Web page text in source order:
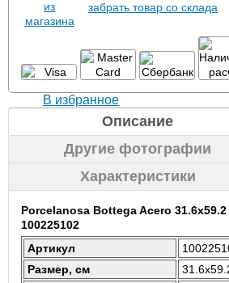
забрать товар со склада
В избранное
Описание
Другие фотографии
Характеристики
Porcelanosa Bottega Acero 31.6x59.2
100225102
Артикул
Размер, см